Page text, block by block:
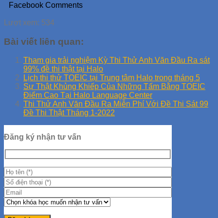
Facebook Comments
Lượt xem: 534
Bài viết liên quan:
Tham gia trải nghiệm Kỳ Thi Thử Anh Văn Đầu Ra sát
99% đề thi thật tại Halo
Lịch thi thử TOEIC tại Trung tâm Halo trong tháng 5
Sự Thật Khủng Khiếp Của Những Tấm Bằng TOEIC
Điểm Cao Tại Halo Language Center
Thi Thử Anh Văn Đầu Ra Miễn Phí Với Đề Thi Sát 99
Đề Thi Thật Tháng 1-2022
Đăng ký nhận tư vấn